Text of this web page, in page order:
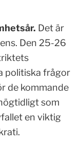
Det är
Den 25-26
politiska frågor
de kommande
som
en viktig